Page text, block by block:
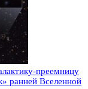
преемницу
ранней Вселенной